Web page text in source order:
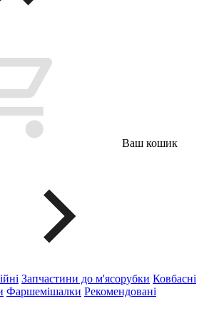
Ваш кошик
Запчастини до м'ясорубки Ковбасні
Фаршемішалки Рекомендовані